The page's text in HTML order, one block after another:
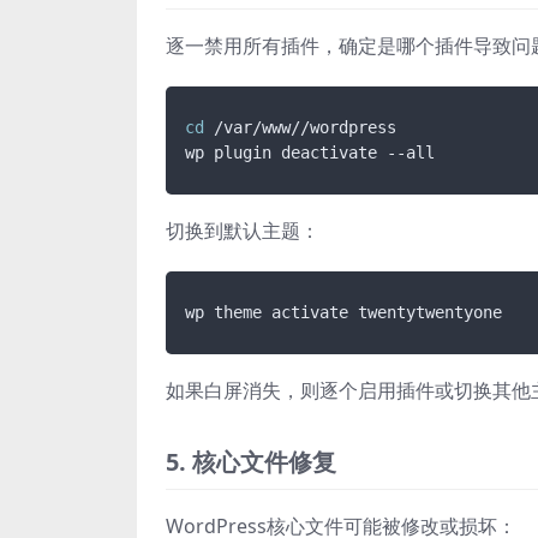
逐一禁用所有插件，确定是哪个插件导致问
cd
/var/www//wordpress
切换到默认主题：
如果白屏消失，则逐个启用插件或切换其他
5. 核心文件修复
WordPress核心文件可能被修改或损坏：